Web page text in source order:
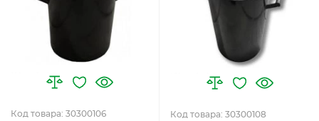
Код товара: 30300106
Код товара: 30300108